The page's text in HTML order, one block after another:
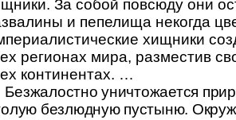
За собой повсюду они
и пепелища некогда
хищники
регионах мира, разместив
континентах. …
Безжалостно уничтожается
безлюдную пустыню.